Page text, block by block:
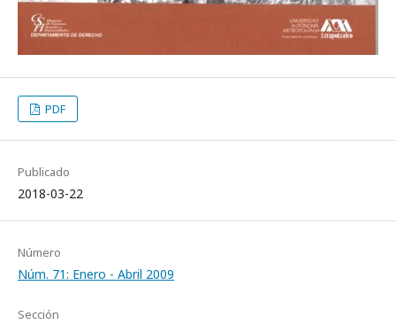
PDF
Publicado
2018-03-22
Número
Núm. 71: Enero - Abril 2009
Sección